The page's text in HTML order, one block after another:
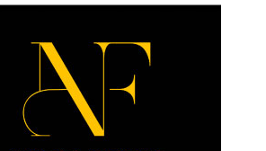
və Yaroslavldakı
- 15:30
Azərbaycanla bağlı tapşırıq
hərəkətə keçdi